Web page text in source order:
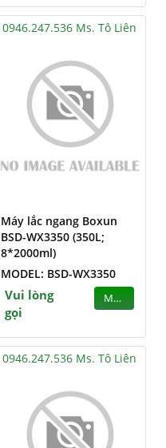
0946.247.536 Ms. Tô Liên
Máy lắc ngang Boxun
BSD-WX3350 (350L;
8*2000ml)
MODEL: BSD-WX3350
Vui lòng
gọi
MUA
0946.247.536 Ms. Tô Liên